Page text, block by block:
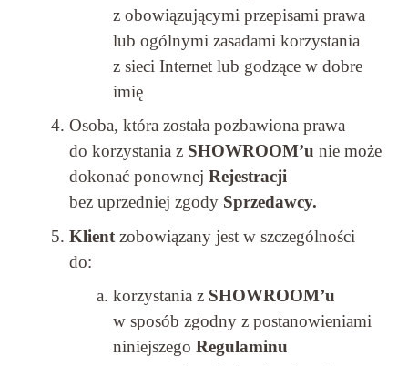
z obowiązującymi przepisami prawa
lub ogólnymi zasadami korzystania
z sieci Internet lub godzące w dobre
imię
Osoba, która została pozbawiona prawa
do korzystania z SHOWROOM’u nie może
dokonać ponownej Rejestracji
bez uprzedniej zgody Sprzedawcy.
Klient zobowiązany jest w szczególności
do:
korzystania z SHOWROOM’u
w sposób zgodny z postanowieniami
niniejszego Regulaminu